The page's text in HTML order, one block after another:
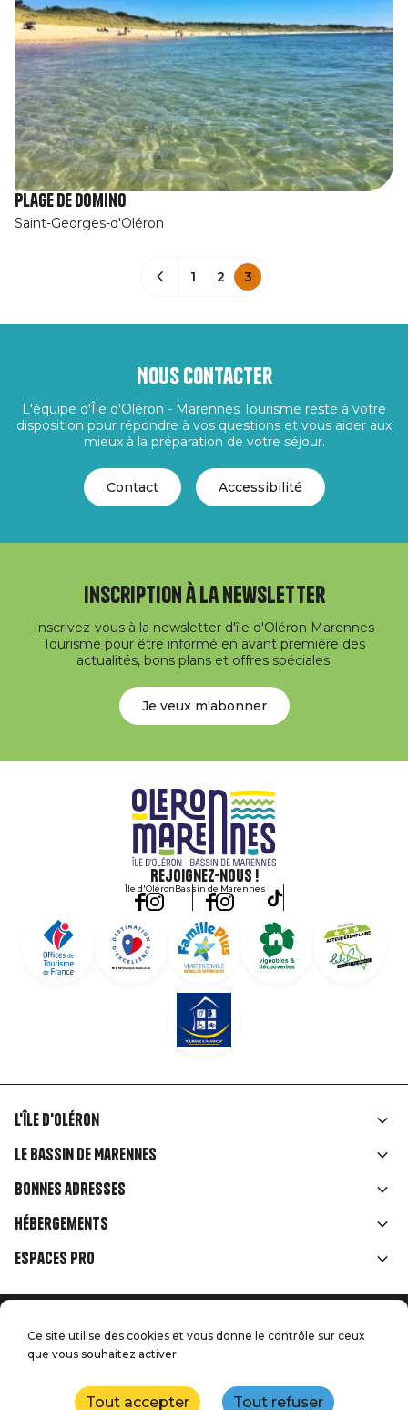
Plage de Domino
Saint-Georges-d'Oléron
1 2 3
Nous contacter
L'équipe d'Île d'Oléron - Marennes Tourisme reste à votre
disposition pour répondre à vos questions et vous aider aux
mieux à la préparation de votre séjour.
Contact Accessibilité
Inscription à la newsletter
Inscrivez-vous à la newsletter d'île d'Oléron Marennes
Tourisme pour être informé en avant première des
actualités, bons plans et offres spéciales.
Je veux m'abonner
Rejoignez-nous !
Île d'OléronBassin de Marennes
Liens
rubriques
L'île d'Oléron
Le Bassin de Marennes
Bonnes adresses
Hébergements
Espaces Pro
Menu
Accueil
Mentions légales
Presse
Nous contacter
Plan du site
Ce site utilise des cookies et vous donne le contrôle sur ceux
que vous souhaitez activer
Tout accepter Tout refuser